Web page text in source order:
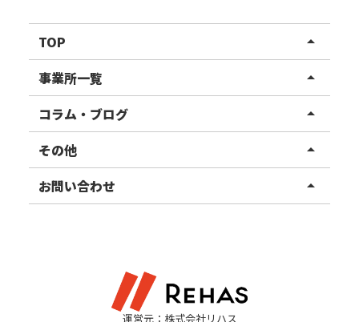
TOP arrow_drop_up
リハスワーク
リハスファーム
事業所一覧 arrow_drop_up
関東エリア
東北エリア
甲信越エリア
コラム・ブログ arrow_drop_up
事業所ブログ
ご利用者様の声
その他 arrow_drop_up
お知らせ
お問い合わせ arrow_drop_up
運営元：株式会社リハス